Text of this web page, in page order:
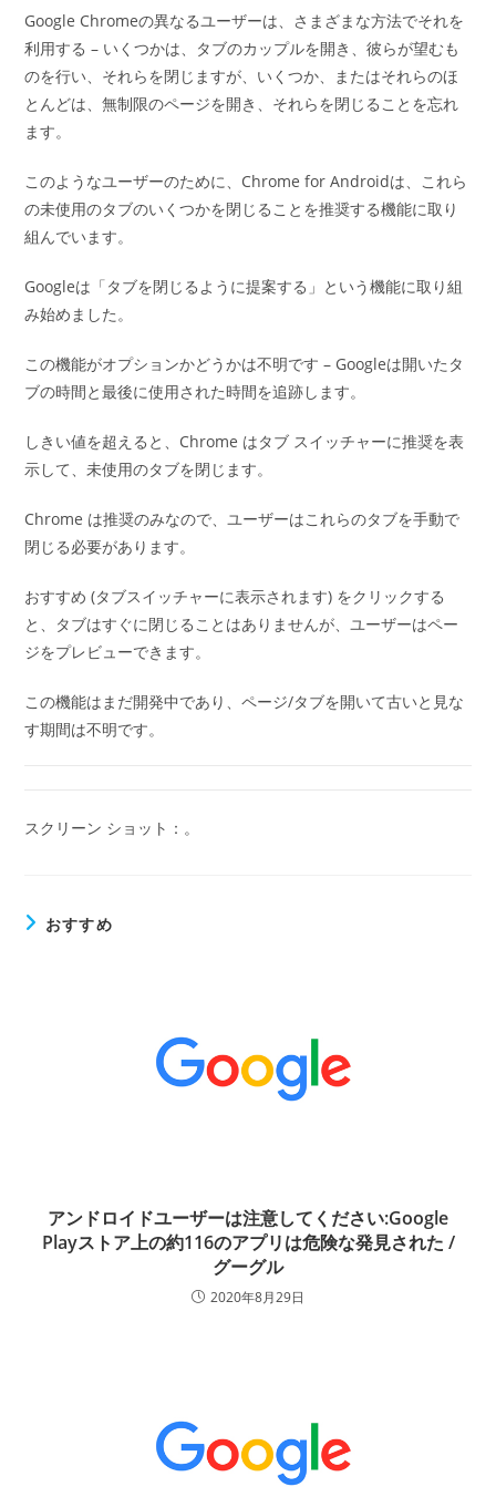
テ
ゴ
リ
ー:
Google Chromeの異なるユーザーは、さまざまな方法でそれを
利用する – いくつかは、タブのカップルを開き、彼らが望むも
のを行い、それらを閉じますが、いくつか、またはそれらのほ
とんどは、無制限のページを開き、それらを閉じることを忘れ
ます。
このようなユーザーのために、Chrome for Androidは、これら
の未使用のタブのいくつかを閉じることを推奨する機能に取り
組んでいます。
Googleは「タブを閉じるように提案する」という機能に取り組
み始めました。
この機能がオプションかどうかは不明です – Googleは開いたタ
ブの時間と最後に使用された時間を追跡します。
しきい値を超えると、Chrome はタブ スイッチャーに推奨を表
示して、未使用のタブを閉じます。
Chrome は推奨のみなので、ユーザーはこれらのタブを手動で
閉じる必要があります。
おすすめ (タブスイッチャーに表示されます) をクリックする
と、タブはすぐに閉じることはありませんが、ユーザーはペー
ジをプレビューできます。
この機能はまだ開発中であり、ページ/タブを開いて古いと見な
す期間は不明です。
スクリーン ショット：。
おすすめ
アンドロイドユーザーは注意してください:Google
Playストア上の約116のアプリは危険な発見された /
グーグル
2020年8月29日